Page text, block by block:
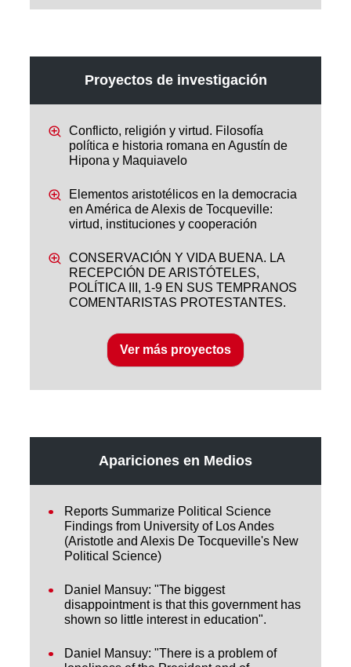
Proyectos de investigación
Conflicto, religión y virtud. Filosofía
política e historia romana en Agustín de
Hipona y Maquiavelo
Elementos aristotélicos en la democracia
en América de Alexis de Tocqueville:
virtud, instituciones y cooperación
CONSERVACIÓN Y VIDA BUENA. LA
RECEPCIÓN DE ARISTÓTELES,
POLÍTICA III, 1-9 EN SUS TEMPRANOS
COMENTARISTAS PROTESTANTES.
Ver más proyectos
Apariciones en Medios
Reports Summarize Political Science
Findings from University of Los Andes
(Aristotle and Alexis De Tocqueville's New
Political Science)
Daniel Mansuy: "The biggest
disappointment is that this government has
shown so little interest in education".
Daniel Mansuy: "There is a problem of